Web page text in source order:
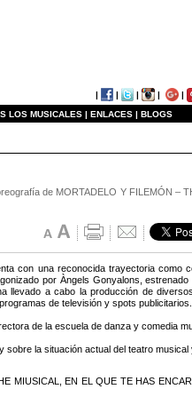
| | | | |
LOS MUSICALES | ENLACES | BLOGS
de MORTADELO Y FILEMÓN –
con una reconocida trayectoria como
por Àngels Gonyalons,
a cabo la producción de
de televisión y spots publicitarios.
de la escuela de danza y comedia
la situación actual del teatro musical
MIUSICAL, EN EL QUE TE HAS